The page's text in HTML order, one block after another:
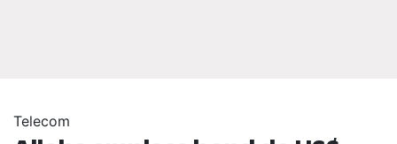
Telecom